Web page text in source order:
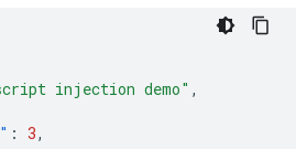
injection demo" ,
: 3,